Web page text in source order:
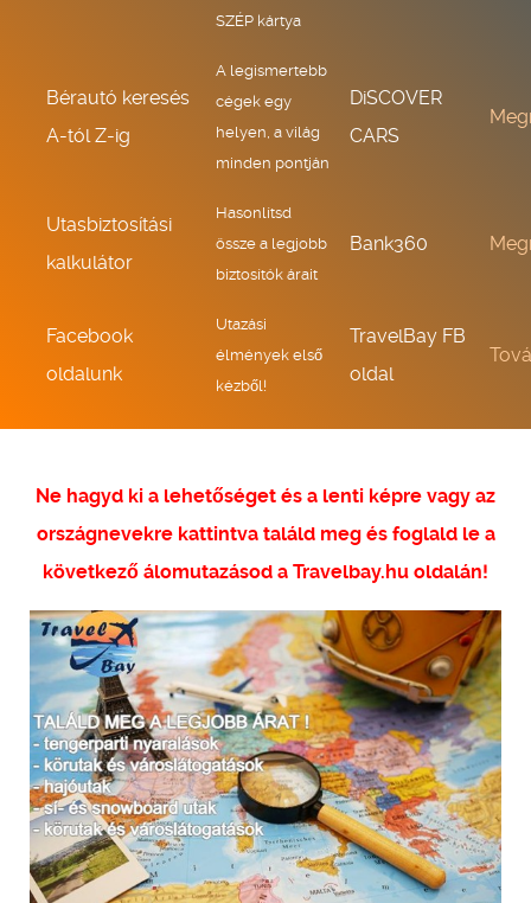
SZÉP kártya
Bérautó keresés
A-tól Z-ig
A legismertebb
cégek egy
helyen, a világ
minden pontján
DiSCOVER
CARS
Utasbiztosítási
kalkulátor
Hasonlítsd
össze a legjobb
biztosítók árait
Bank360
Facebook
oldalunk
Utazási
élmények első
kézből!
TravelBay FB
oldal
Ne hagyd ki a lehetőséget és a lenti képre vagy az
országnevekre kattintva találd meg és foglald le a
következő álomutazásod a Travelbay.hu oldalán!